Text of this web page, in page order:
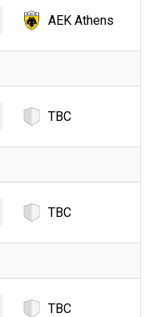
AEK Athens
TBC
TBC
TBC